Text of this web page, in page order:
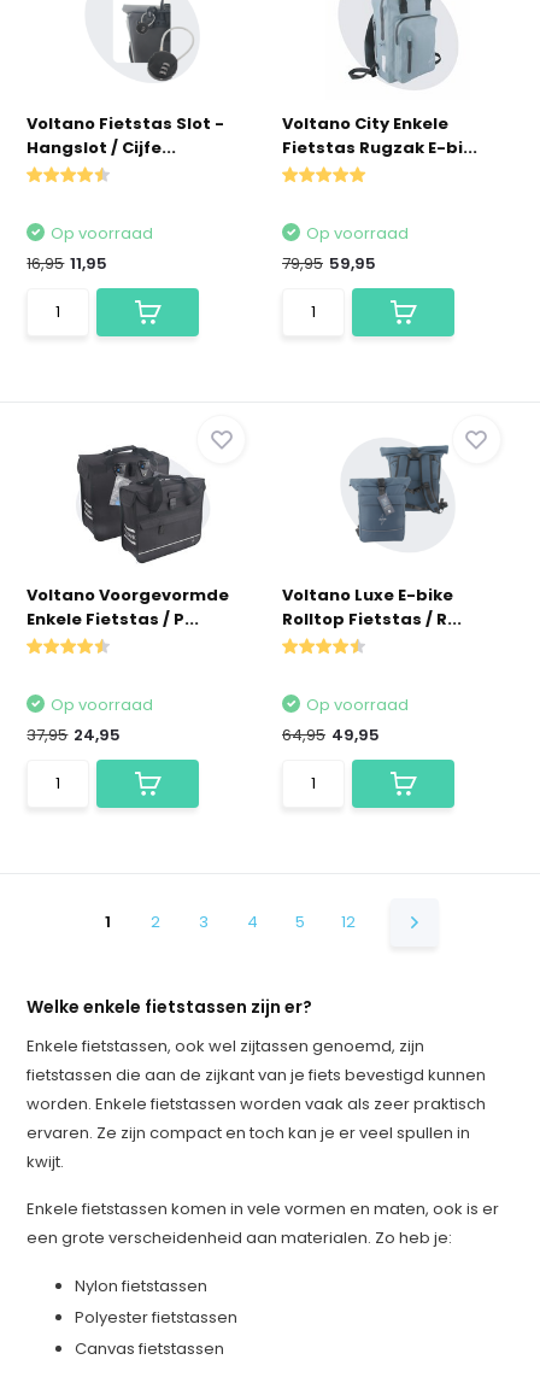
Voltano Fietstas Slot -
Hangslot / Cijfe...
Op voorraad
16,95 11,95
Voltano City Enkele
Fietstas Rugzak E-bi...
Op voorraad
79,95 59,95
Voltano Voorgevormde
Enkele Fietstas / P...
Op voorraad
37,95 24,95
Voltano Luxe E-bike
Rolltop Fietstas / R...
Op voorraad
64,95 49,95
1 2 3 4 5 12
Welke enkele fietstassen zijn er?
Enkele fietstassen, ook wel zijtassen genoemd, zijn
fietstassen die aan de zijkant van je fiets bevestigd kunnen
worden. Enkele fietstassen worden vaak als zeer praktisch
ervaren. Ze zijn compact en toch kan je er veel spullen in
kwijt.
Enkele fietstassen komen in vele vormen en maten, ook is er
een grote verscheidenheid aan materialen. Zo heb je:
Nylon fietstassen
Polyester fietstassen
Canvas fietstassen